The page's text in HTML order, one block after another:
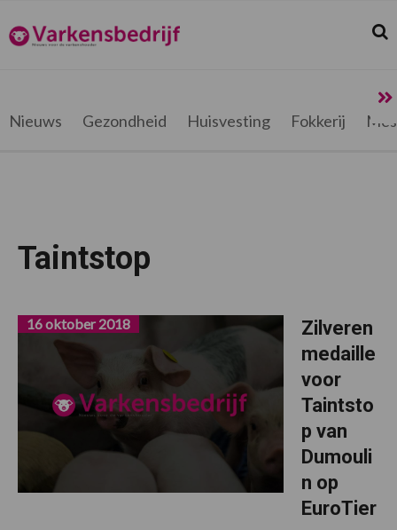
de
hoofdnavigatie
de
hoofd
de
eerste
de
voettekst
Varkensbedrijf.be
Nieuws Gezondheid Huisvesting Fokkerij
Taintstop
Zilveren
medaille
voor
Taintsto
p van
Dumouli
n op
EuroTier
16 oktober 2018